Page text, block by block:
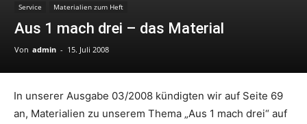
Service Materialien zum Heft
Aus 1 mach drei – das Material
Von admin - 15. Juli 2008
In unserer Ausgabe 03/2008 kündigten wir auf Seite 69
an, Materialien zu unserem Thema „Aus 1 mach drei“ auf